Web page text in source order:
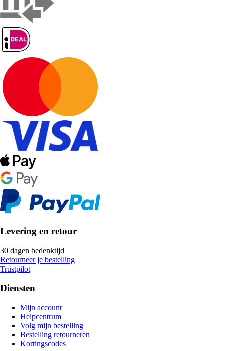
Levering en retour
30 dagen bedenktijd
Retourneer je bestelling
Trustpilot
Diensten
Mijn account
Helpcentrum
Volg mijn bestelling
Bestelling retourneren
Kortingscodes